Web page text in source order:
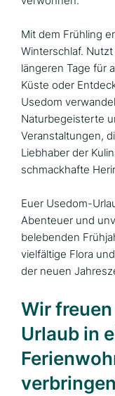
Mit dem Frühling
Winterschlaf.
längeren Tage für
Küste oder
Usedom
Naturbegeisterte
Veranstaltungen,
Liebhaber der
schmackhafte
Euer Usedom-
Abenteuer und
belebenden
vielfältige Flora
der neuen
Wir
Urlaub in